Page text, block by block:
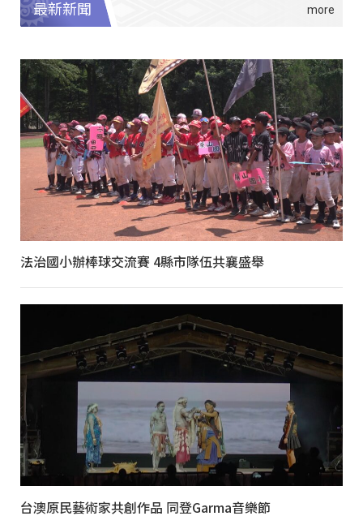
最新新聞
法治國小辦棒球交流賽 4縣市隊伍共襄盛舉
台澳原民藝術家共創作品 同登Garma音樂節